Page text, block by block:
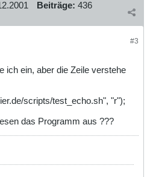
Beiträge: 436
#3
ich ein, aber die Zeile verstehe
scripts/test_echo.sh", "r");
das Programm aus ???